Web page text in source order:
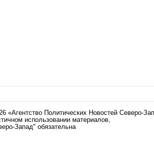
«Агентство Политических Новостей Северо-
использовании материалов,
Запад" обязательна